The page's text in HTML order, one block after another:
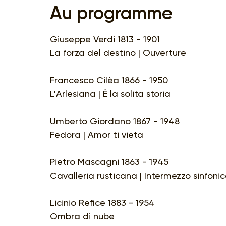
Au programme
Giuseppe Verdi 1813 - 1901
La forza del destino | Ouverture
Francesco Cilèa 1866 - 1950
L'Arlesiana | È la solita storia
Umberto Giordano 1867 - 1948
Fedora | Amor ti vieta
Pietro Mascagni 1863 - 1945
Cavalleria rusticana | Intermezzo
Licinio Refice 1883 - 1954
Ombra di nube